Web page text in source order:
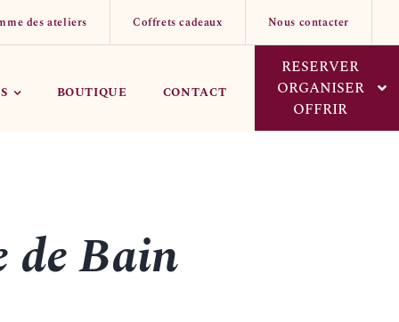
des ateliers Coffrets cadeaux Nous contacter
BOUTIQUE CONTACT
RESERVER
ORGANISER
OFFRIR
de Bain